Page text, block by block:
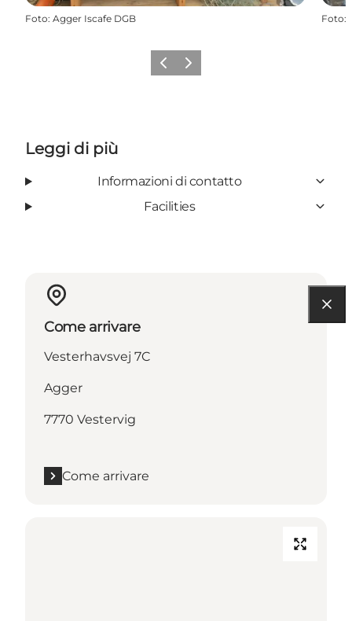
Foto: Agger Iscafe DGB Foto:
Precedente
Avanti
Leggi di più
Informazioni di contatto
Facilities
Come arrivare
Vesterhavsvej 7C
Agger
7770 Vestervig
Come arrivare